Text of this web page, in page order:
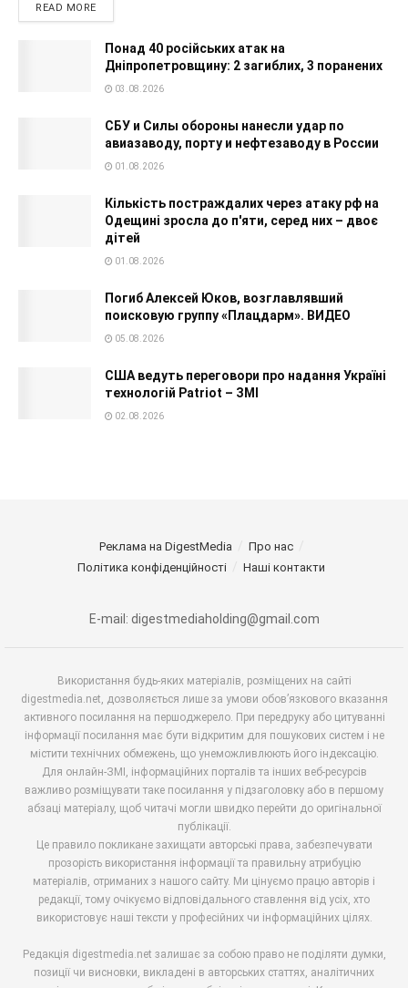
READ MORE
Понад 40 російських атак на
Дніпропетровщину: 2 загиблих, 3 поранених
03.08.2026
СБУ и Силы обороны нанесли удар по
авиазаводу, порту и нефтезаводу в России
01.08.2026
Кількість постраждалих через атаку рф на
Одещині зросла до п'яти, серед них – двоє
дітей
01.08.2026
Погиб Алексей Юков, возглавлявший
поисковую группу «Плацдарм». ВИДЕО
05.08.2026
США ведуть переговори про надання Україні
технологій Patriot – ЗМІ
02.08.2026
Реклама на DigestMedia
Про нас
Політика конфіденційності
Наші контакти
E-mail: digestmediaholding@gmail.com
Використання будь-яких матеріалів, розміщених на сайті
digestmedia.net, дозволяється лише за умови обов’язкового вказання
активного посилання на першоджерело. При передруку або цитуванні
інформації посилання має бути відкритим для пошукових систем і не
містити технічних обмежень, що унеможливлюють його індексацію.
Для онлайн-ЗМІ, інформаційних порталів та інших веб-ресурсів
важливо розміщувати таке посилання у підзаголовку або в першому
абзаці матеріалу, щоб читачі могли швидко перейти до оригінальної
публікації.
Це правило покликане захищати авторські права, забезпечувати
прозорість використання інформації та правильну атрибуцію
матеріалів, отриманих з нашого сайту. Ми цінуємо працю авторів і
редакції, тому очікуємо відповідального ставлення від усіх, хто
використовує наші тексти у професійних чи інформаційних цілях.
Редакція digestmedia.net залишає за собою право не поділяти думки,
позиції чи висновки, викладені в авторських статтях, аналітичних